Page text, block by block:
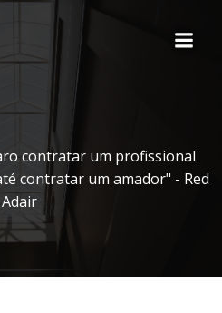
o
conteúdo
contratar um profissional
contratar um amador" - Red
Adair